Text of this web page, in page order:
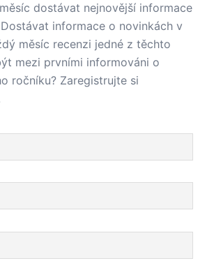
dostávat nejnovější informace
informace o novinkách v
měsíc recenzi jedné z těchto
mezi prvními informováni o
ročníku? Zaregistrujte si